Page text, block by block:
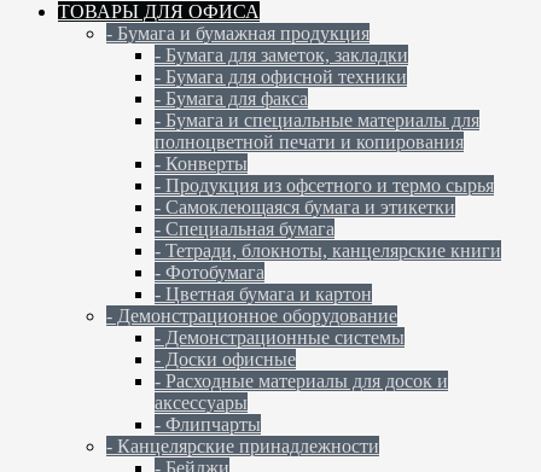
ТОВАРЫ ДЛЯ ОФИСА
- Бумага и бумажная продукция
- Бумага для заметок, закладки
- Бумага для офисной техники
- Бумага для факса
- Бумага и специальные материалы для
полноцветной печати и копирования
- Конверты
- Продукция из офсетного и термо сырья
- Самоклеющаяся бумага и этикетки
- Специальная бумага
- Тетради, блокноты, канцелярские книги
- Фотобумага
- Цветная бумага и картон
- Демонстрационное оборудование
- Демонстрационные системы
- Доски офисные
- Расходные материалы для досок и
аксессуары
- Флипчарты
- Канцелярские принадлежности